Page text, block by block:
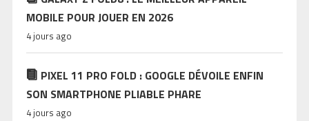
MOBILE POUR JOUER EN 2026
4 jours ago
PIXEL 11 PRO FOLD : GOOGLE DÉVOILE ENFIN
SON SMARTPHONE PLIABLE PHARE
4 jours ago